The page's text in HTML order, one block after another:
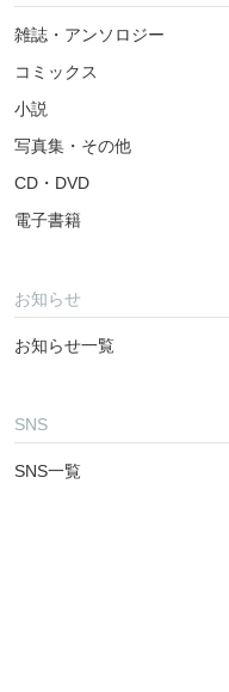
雑誌・アンソロジー
コミックス
小説
写真集・その他
CD・DVD
電子書籍
お知らせ
お知らせ一覧
SNS
SNS一覧